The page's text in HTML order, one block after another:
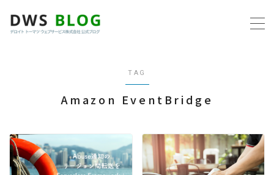
プログラミング
TAG
Amazon EventBridge